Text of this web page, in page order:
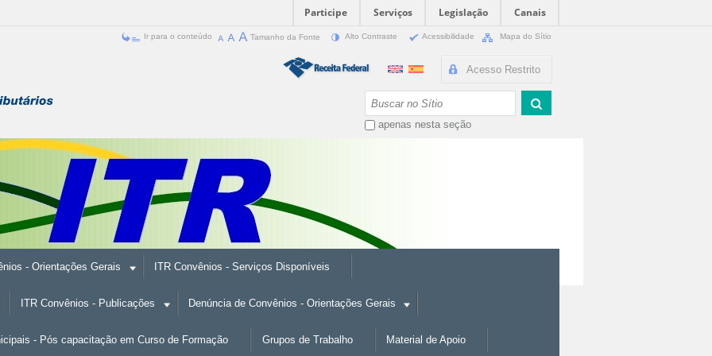
Participe Serviços Legislação
Canais
Ir para o conteúdo Tamanho da Fonte Alto Contraste Acessibilidade Mapa do Sítio
Acesso Restrito
apenas nesta seção
- Orientações Gerais ITR Convênios - Serviços Disponíveis
ITR Convênios - Publicações Denúncia de Convênios - Orientações Gerais
- Pós capacitação em Curso de Formação Grupos de Trabalho Material de Apoio